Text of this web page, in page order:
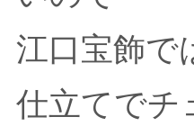
江口宝飾で
仕立てでチ